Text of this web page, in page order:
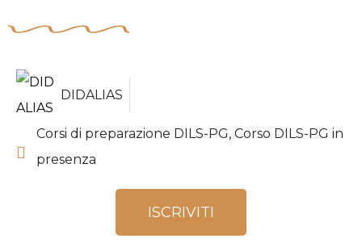
DIDALIAS
Corsi di preparazione DILS-PG, Corso DILS-PG in
presenza
ISCRIVITI